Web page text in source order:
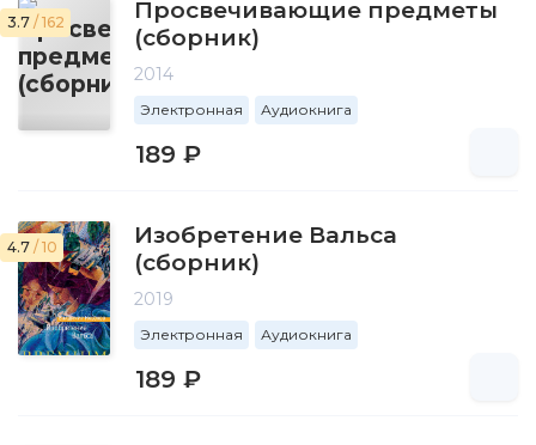
3.7 / 162
Просвечивающие предметы
(сборник)
2014
Электронная Аудиокнига
189 ₽
4.7 / 10
Изобретение Вальса
(сборник)
2019
Электронная Аудиокнига
189 ₽